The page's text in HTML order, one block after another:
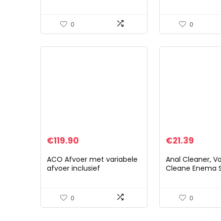
0
brandstofgas
0
€119.90
ACO Afvoer met variabele
afvoer inclusief
0
€21.39
Anal Cleaner,
Cleane Enema
Cleansing
Faucet…
0